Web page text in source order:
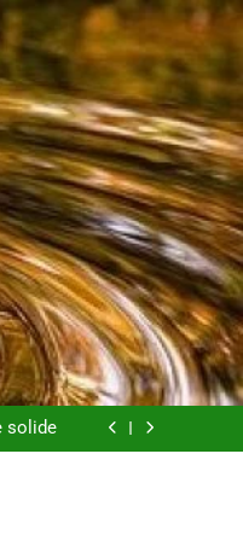
année
solide